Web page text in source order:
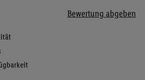
Bewertung abgeben